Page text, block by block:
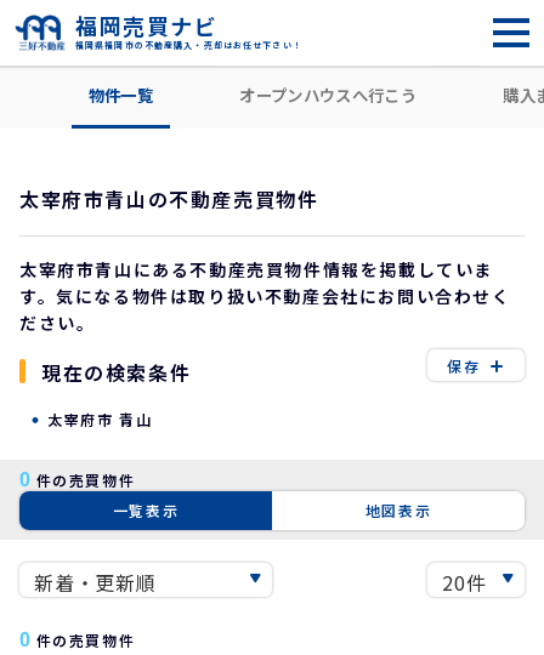
福岡県福岡市の不動産購入・売却はお任せ下さい！
福岡売買ナビ
住所から探す 太宰府市
物件一覧 オープンハウスへ行こう 購入
太宰府市青山の不動産売買物件
太宰府市青山にある不動産売買物件情報を掲載していま
す。気になる物件は取り扱い不動産会社にお問い合わせく
ださい。
0 件の売買物件
一覧表示
地図表示
0 件の売買物件
現在の検索条件
太宰府市 青山
保存